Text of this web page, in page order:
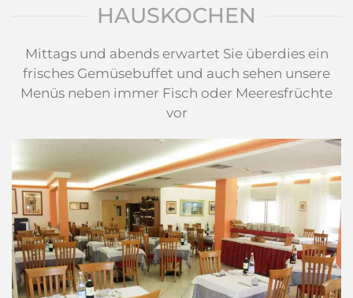
HAUSKOCHEN
Mittags und abends erwartet Sie überdies ein
frisches Gemüsebuffet und auch sehen unsere
Menüs neben immer Fisch oder Meeresfrüchte
vor